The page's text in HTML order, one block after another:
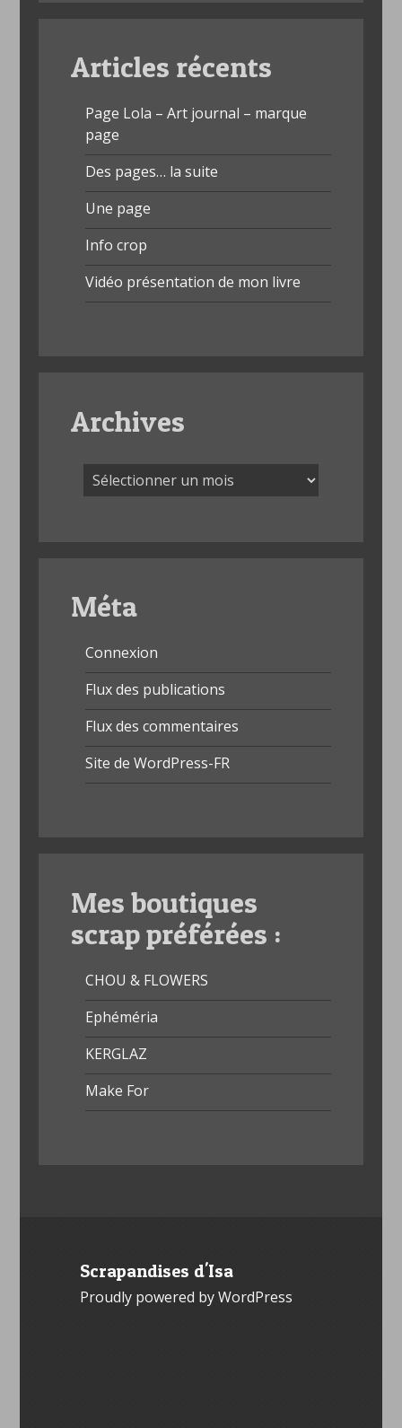
Articles récents
Page Lola – Art journal – marque
page
Des pages… la suite
Une page
Info crop
Vidéo présentation de mon livre
Archives
Archives
Méta
Connexion
Flux des publications
Flux des commentaires
Site de WordPress-FR
Mes boutiques
scrap préférées :
CHOU & FLOWERS
Ephéméria
KERGLAZ
Make For
Scrapandises d'Isa
Proudly powered by WordPress